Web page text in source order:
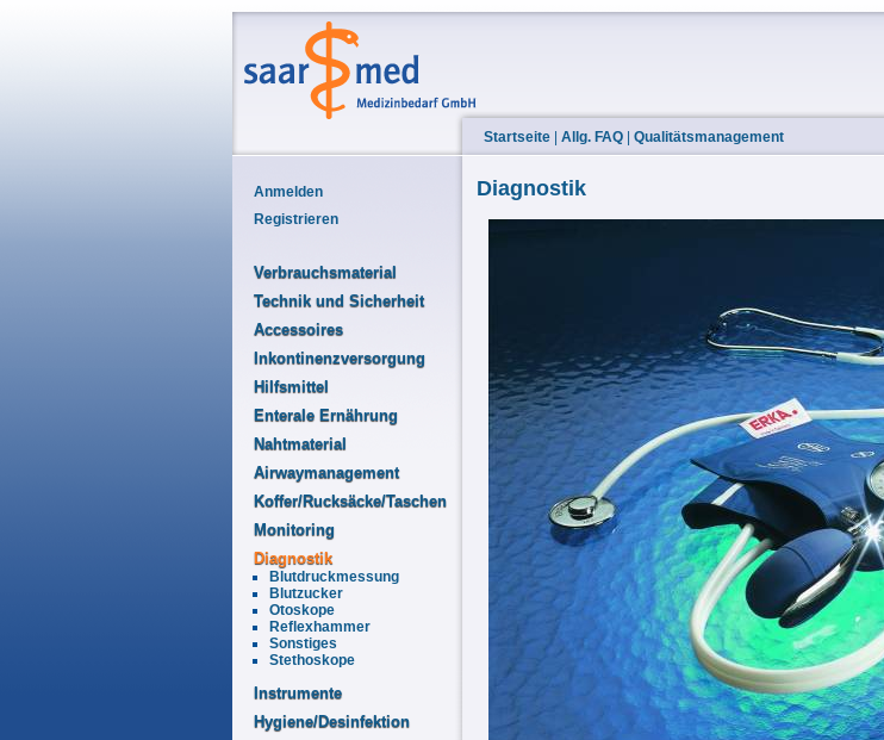
Startseite| Allg. FAQ| Qualitätsmanagement
Anmelden
Registrieren
Verbrauchsmaterial
Technik und Sicherheit
Accessoires
Inkontinenzversorgung
Hilfsmittel
Enterale Ernährung
Nahtmaterial
Airwaymanagement
Koffer/Rucksäcke/Taschen
Monitoring
Diagnostik
Blutdruckmessung
Blutzucker
Otoskope
Reflexhammer
Sonstiges
Stethoskope
Instrumente
Hygiene/Desinfektion
Diagnostik